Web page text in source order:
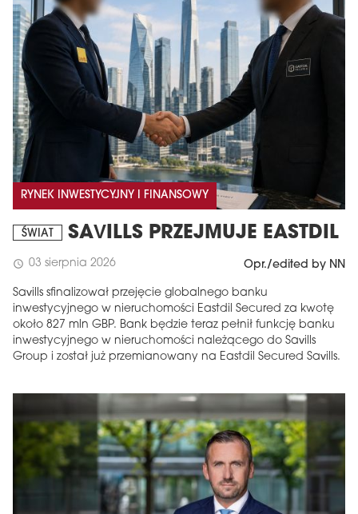
RYNEK INWESTYCYJNY I FINANSOWY
ŚWIAT SAVILLS PRZEJMUJE EASTDIL
schedule 03 sierpnia 2026 Opr./edited by NN
Savills sfinalizował przejęcie globalnego banku
inwestycyjnego w nieruchomości Eastdil Secured za kwotę
około 827 mln GBP. Bank będzie teraz pełnił funkcję banku
inwestycyjnego w nieruchomości należącego do Savills
Group i został już przemianowany na Eastdil Secured Savills.